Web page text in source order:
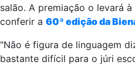
salão. A premiação o levará
conferir a 60ª edição da
"Não é figura de linguagem
bastante difícil para o júri